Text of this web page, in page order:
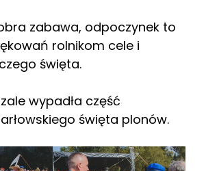
zabawa, odpoczynek to
rolnikom cele i
święta.
wypadła część
święta plonów.